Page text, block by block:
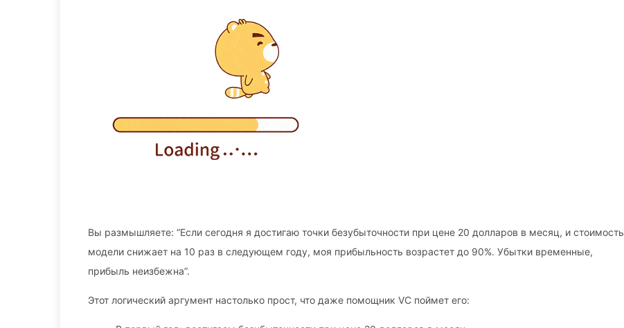
Вы размышляете: “Если сегодня я достигаю точки безубыточности при цене 20 долларов в месяц, и стоимость
модели снижает на 10 раз в следующем году, моя прибыльность возрастет до 90%. Убытки временные,
прибыль неизбежна”.
Этот логический аргумент настолько прост, что даже помощник VC поймет его: